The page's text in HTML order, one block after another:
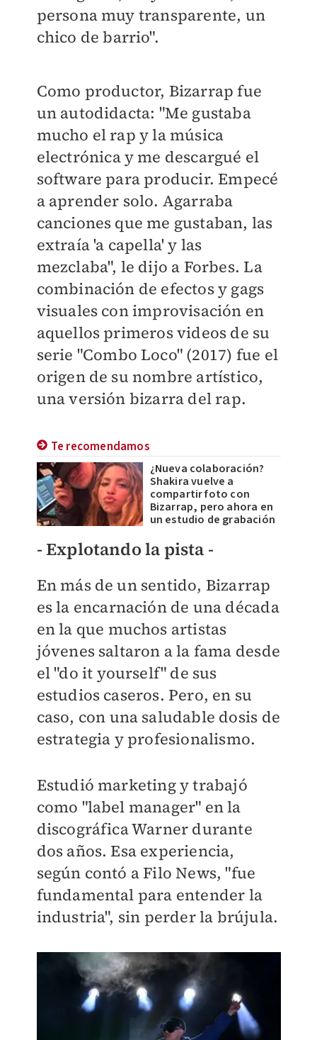
persona muy transparente, un
chico de barrio".
Como productor, Bizarrap fue
un autodidacta: "Me gustaba
mucho el rap y la música
electrónica y me descargué el
software para producir. Empecé
a aprender solo. Agarraba
canciones que me gustaban, las
extraía 'a capella' y las
mezclaba", le dijo a Forbes. La
combinación de efectos y gags
visuales con improvisación en
aquellos primeros videos de su
serie "Combo Loco" (2017) fue el
origen de su nombre artístico,
una versión bizarra del rap.
Te recomendamos
¿Nueva colaboración?
Shakira vuelve a
compartir foto con
Bizarrap, pero ahora en
un estudio de grabación
- Explotando la pista -
En más de un sentido, Bizarrap
es la encarnación de una década
en la que muchos artistas
jóvenes saltaron a la fama desde
el "do it yourself" de sus
estudios caseros. Pero, en su
caso, con una saludable dosis de
estrategia y profesionalismo.
Estudió marketing y trabajó
como "label manager" en la
discográfica Warner durante
dos años. Esa experiencia,
según contó a Filo News, "fue
fundamental para entender la
industria", sin perder la brújula.